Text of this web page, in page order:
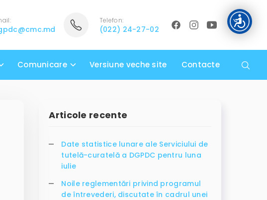
Telefon:
(022) 24-27-02
Comunicare Versiune veche site Contacte
Articole recente
Date statistice lunare ale Serviciului de
tutelă-curatelă a DGPDC pentru luna
iulie
Noile reglementări privind programul
de întrevederi, discutate în cadrul unei